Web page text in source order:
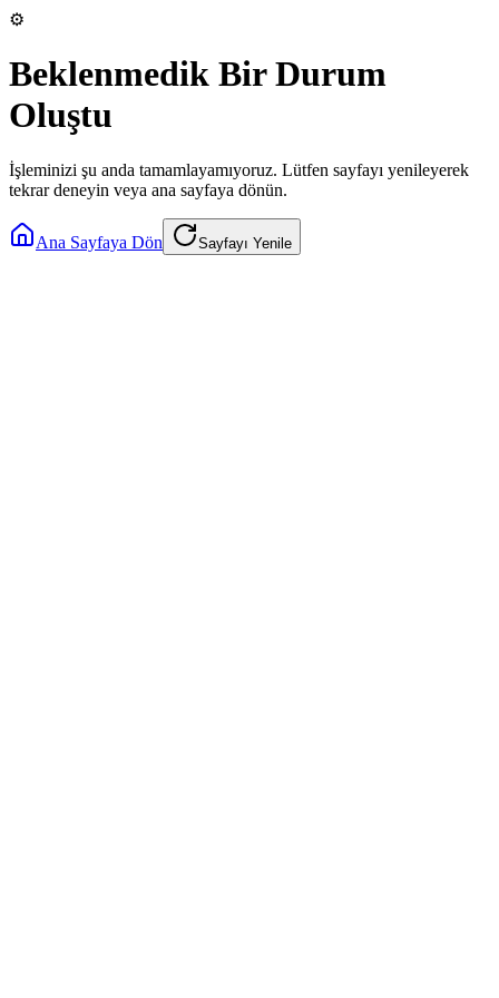
⚙️
Beklenmedik Bir Durum
Oluştu
İşleminizi şu anda tamamlayamıyoruz. Lütfen sayfayı yenileyerek
tekrar deneyin veya ana sayfaya dönün.
Ana Sayfaya Dön Sayfayı Yenile